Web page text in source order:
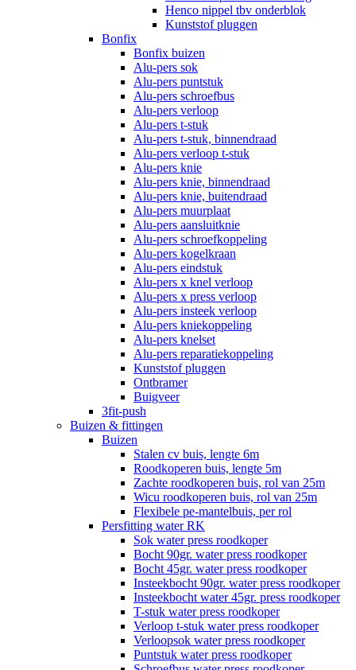
Henco nippel tbv onderblok
Kunststof pluggen
Bonfix
Bonfix buizen
Alu-pers sok
Alu-pers puntstuk
Alu-pers schroefbus
Alu-pers verloop
Alu-pers t-stuk
Alu-pers t-stuk, binnendraad
Alu-pers verloop t-stuk
Alu-pers knie
Alu-pers knie, binnendraad
Alu-pers knie, buitendraad
Alu-pers muurplaat
Alu-pers aansluitknie
Alu-pers schroefkoppeling
Alu-pers kogelkraan
Alu-pers eindstuk
Alu-pers x knel verloop
Alu-pers x press verloop
Alu-pers insteek verloop
Alu-pers kniekoppeling
Alu-pers knelset
Alu-pers reparatiekoppeling
Kunststof pluggen
Ontbramer
Buigveer
3fit-push
Buizen & fittingen
Buizen
Stalen cv buis, lengte 6m
Roodkoperen buis, lengte 5m
Zachte roodkoperen buis, rol van 25m
Wicu roodkoperen buis, rol van 25m
Flexibele pe-mantelbuis, per rol
Persfitting water RK
Sok water press roodkoper
Bocht 90gr. water press roodkoper
Bocht 45gr. water press roodkoper
Insteekbocht 90gr. water press roodkoper
Insteekbocht water 45gr. press roodkoper
T-stuk water press roodkoper
Verloop t-stuk water press roodkoper
Verloopsok water press roodkoper
Puntstuk water press roodkoper